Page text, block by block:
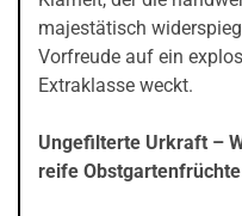
majestätisch
Vorfreude auf ein
Extraklasse weckt.
Ungefilterte Urkraft –
reife Obstgartenfrüchte